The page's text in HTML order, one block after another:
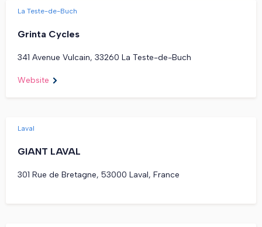
La Teste-de-Buch
Grinta Cycles
341 Avenue Vulcain, 33260 La Teste-de-Buch
Website
Laval
GIANT LAVAL
301 Rue de Bretagne, 53000 Laval, France